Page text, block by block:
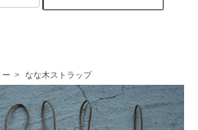
ー > なな木ストラップ